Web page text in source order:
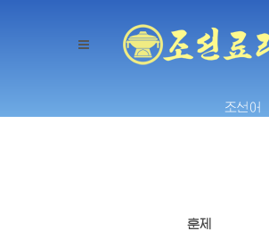
조선어 |
훈제